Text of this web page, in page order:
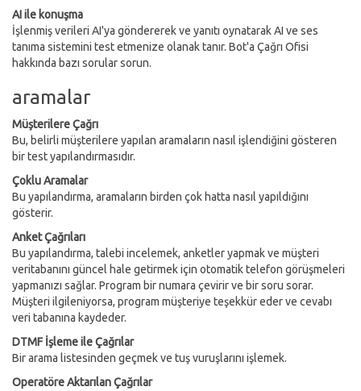
AI ile konuşma
İşlenmiş verileri AI'ya göndererek ve yanıtı oynatarak AI ve ses
tanıma sistemini test etmenize olanak tanır. Bot'a Çağrı Ofisi
hakkında bazı sorular sorun.
aramalar
Müşterilere Çağrı
Bu, belirli müşterilere yapılan aramaların nasıl işlendiğini gösteren
bir test yapılandırmasıdır.
Çoklu Aramalar
Bu yapılandırma, aramaların birden çok hatta nasıl yapıldığını
gösterir.
Anket Çağrıları
Bu yapılandırma, talebi incelemek, anketler yapmak ve müşteri
veritabanını güncel hale getirmek için otomatik telefon görüşmeleri
yapmanızı sağlar. Program bir numara çevirir ve bir soru sorar.
Müşteri ilgileniyorsa, program müşteriye teşekkür eder ve cevabı
veri tabanına kaydeder.
DTMF İşleme ile Çağrılar
Bir arama listesinden geçmek ve tuş vuruşlarını işlemek.
Operatöre Aktarılan Çağrılar